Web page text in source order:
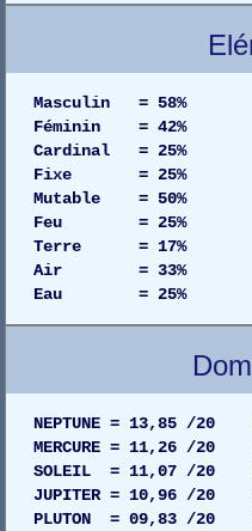
Masculin = 58%
Féminin = 42%
Cardinal = 25%
Fixe = 25%
Mutable = 50%
Feu = 25%
Terre = 17%
Air = 33%
Eau = 25%
NEPTUNE = 13,85 /
MERCURE = 11,26 /
SOLEIL = 11,07 /20
JUPITER = 10,96 /
PLUTON = 09,83 /20